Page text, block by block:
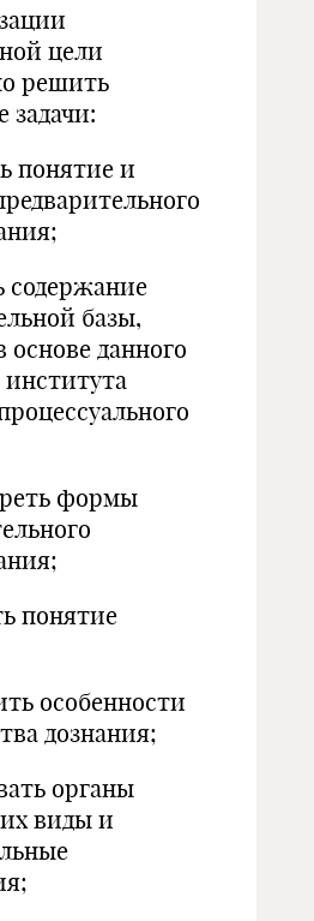
цели
решить
задачи:
понятие и
содержание
базы,
данного
института
формы
понятие
особенности
дознания;
органы
виды и